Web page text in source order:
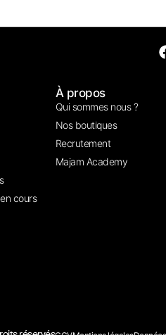
cours
À propos
Qui sommes nous ?
Nos boutiques
Recrutement
Majam Academy